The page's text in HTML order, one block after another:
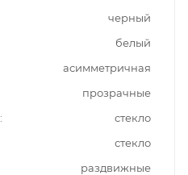
черный
белый
асимметричная
прозрачные
стекло
стекло
раздвижные